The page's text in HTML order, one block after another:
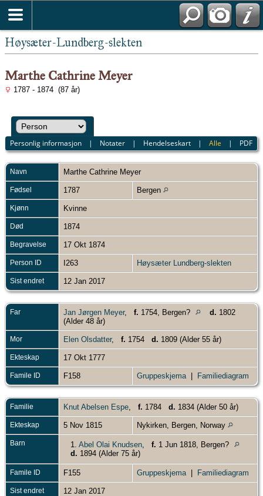
Høysæter-Lundberg-slekten
Marthe Cathrine Meyer
1787 - 1874 (87 år)
Personlig informasjon | Notater | Hendelseskart |Alle | PDF
Navn Marthe Cathrine Meyer
Fødsel 1787 Bergen
Kjønn Kvinne
Død 1874
Begravelse 17 Okt 1874
Person ID I263 Høysæter Lundberg-slekten
Sist endret 12 Jan 2017
Far Jan Jørgen Meyer, f. 1754, Bergen? d. 1802
(Alder 48 år)
Mor Elen Olsdatter, f. 1754 d. 1809 (Alder 55 år)
Ekteskap 17 Okt 1777
Famile ID F158 Gruppeskjema Familiediagram
Familie Knut Abelsen Espe f. 1784 d. 1834 (Alder 50 år)
Ekteskap 5 Nov 1815 Nykirken, Bergen, Norway
Barn 1. Abel Olai Knudsen f. 1 Jun 1818, Bergen?
d. 1894 (Alder 75 år)
Famile ID F155 Gruppeskjema Familiediagram
Sist endret 12 Jan 2017